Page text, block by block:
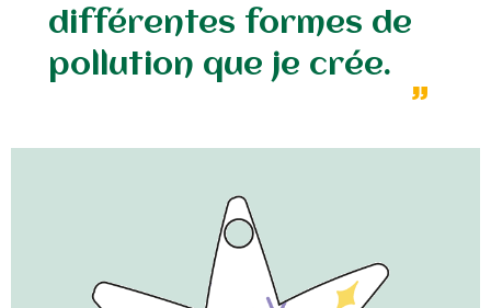
différentes formes de
pollution que je crée.